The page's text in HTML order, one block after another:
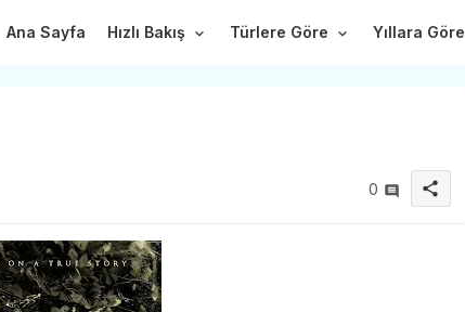
Ana Sayfa Hızlı Bakış Türlere Göre Yıllara Göre
0 share